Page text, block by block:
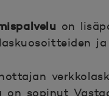
on
sopinut